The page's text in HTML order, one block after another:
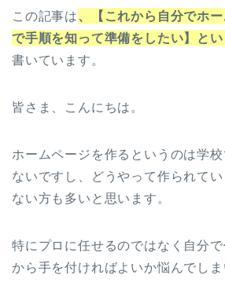
この記事は、【これから自分でホ
で手順を知って準備をしたい】とい
書いています。
皆さま、こんにちは。
ホームページを作るというのは学
ないですし、どうやって作られて
ない方も多いと思います。
特にプロに任せるのではなく自分
から手を付ければよいか悩んでしま